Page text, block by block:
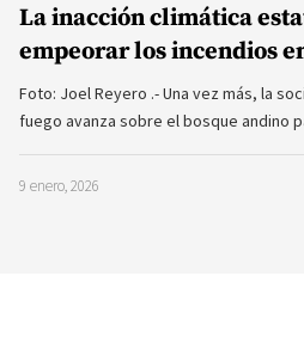
La inacción climática
empeorar los incendios
Foto: Joel Reyero .- Una vez más, la
fuego avanza sobre el bosque andino
9 enero, 2026